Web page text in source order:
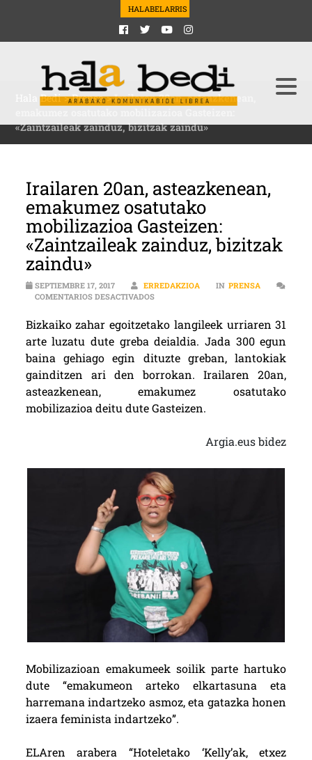
HALABELARRIS
Hala Bedi>Prensa>Irailaren 20an, asteazkenean,
«Zaintzaileak zainduz, bizitzak zaindu»
Irailaren 20an, asteazkenean,
emakumez osatutako
mobilizazioa Gasteizen:
«Zaintzaileak zainduz, bizitzak
zaindu»
SEPTIEMBRE 17, 2017 ERREDAKZIOA IN PRENSA
COMENTARIOS DESACTIVADOSEN IRAILAREN 20AN, ASTEAZKENEAN,
Bizkaiko zahar egoitzetako langileek urriaren 31
arte luzatu dute greba deialdia. Jada 300 egun
baina gehiago egin dituzte greban, lantokiak
gainditzen ari den borrokan. Irailaren 20an,
asteazkenean, emakumez osatutako
mobilizazioa deitu dute Gasteizen.
Argia.eus bidez
Mobilizazioan emakumeek soilik parte hartuko
dute “emakumeon arteko elkartasuna eta
harremana indartzeko asmoz, eta gatazka honen
izaera feminista indartzeko”.
ELAren arabera “Hoteletako ‘Kelly’ak, etxez